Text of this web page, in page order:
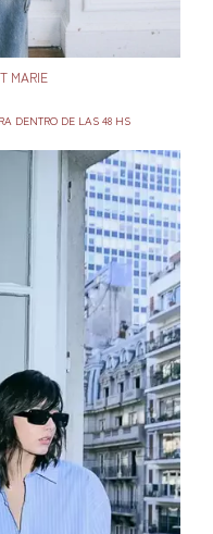
MARIE
DENTRO DE LAS 48 HS